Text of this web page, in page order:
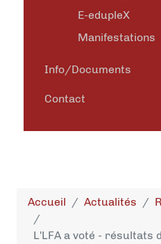
E-edupleX
Manifestations
Info/Documents
Contact
Accueil Actualités
L'LFA a voté - résultats